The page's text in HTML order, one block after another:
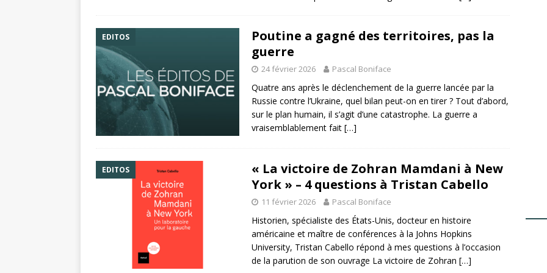
EDITOS
Poutine a gagné des territoires, pas la
guerre
24 février 2026 Pascal Boniface
Quatre ans après le déclenchement de la guerre lancée par la
Russie contre l’Ukraine, quel bilan peut-on en tirer ? Tout d’abord,
sur le plan humain, il s’agit d’une catastrophe. La guerre a
vraisemblablement fait […]
EDITOS
« La victoire de Zohran Mamdani à New
York » – 4 questions à Tristan Cabello
11 février 2026 Pascal Boniface
Historien, spécialiste des États-Unis, docteur en histoire
américaine et maître de conférences à la Johns Hopkins
University, Tristan Cabello répond à mes questions à l’occasion
de la parution de son ouvrage La victoire de Zohran […]